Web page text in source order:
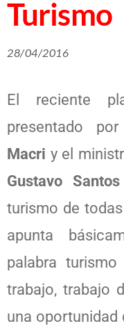
Turismo
28/04/2016
El reciente
presentado
Macri y el
Gustavo Santos
turismo de
apunta
palabra
trabajo, trabajo
una oportunidad